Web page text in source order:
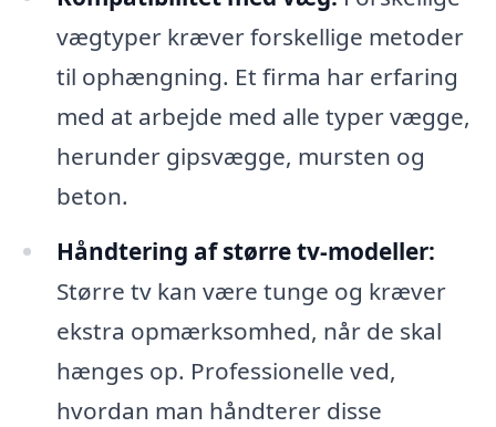
vægtyper kræver forskellige metoder
til ophængning. Et firma har erfaring
med at arbejde med alle typer vægge,
herunder gipsvægge, mursten og
beton.
Håndtering af større tv-modeller:
Større tv kan være tunge og kræver
ekstra opmærksomhed, når de skal
hænges op. Professionelle ved,
hvordan man håndterer disse